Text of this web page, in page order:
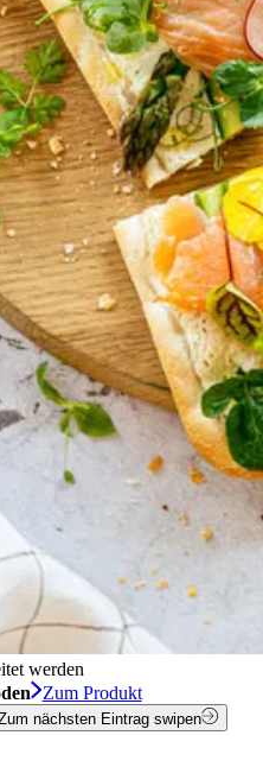
werden
Zum Produkt
nächsten Eintrag swipen